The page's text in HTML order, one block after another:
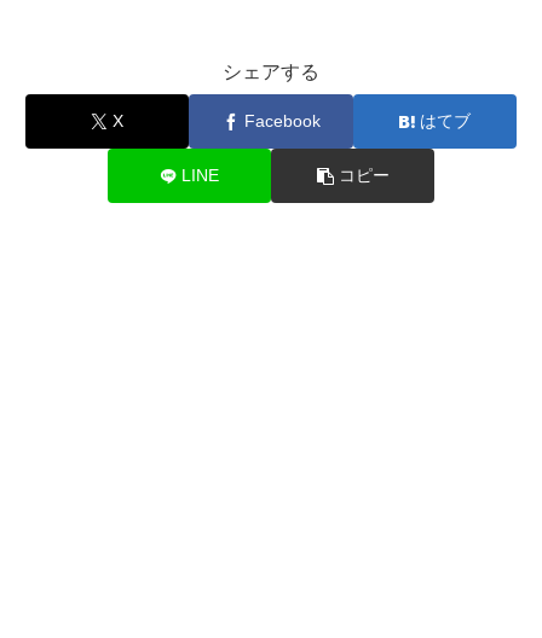
シェアする
X Facebook はてブ
LINE コピー